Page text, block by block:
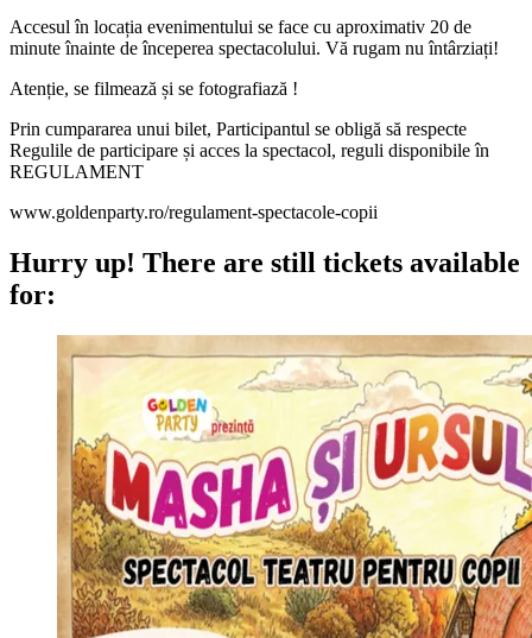
Accesul în locația evenimentului se face cu aproximativ 20 de
minute înainte de începerea spectacolului. Vă rugam nu întârziați!
Atenție, se filmează și se fotografiază !
Prin cumpararea unui bilet, Participantul se obligă să respecte
Regulile de participare și acces la spectacol, reguli disponibile în
REGULAMENT
www.goldenparty.ro/regulament-spectacole-copii
Hurry up! There are still tickets available
for: